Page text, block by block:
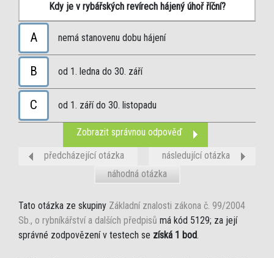
Kdy je v rybářských revírech hájený úhoř říční?
A nemá stanovenu dobu hájení
B od 1. ledna do 30. září
C od 1. září do 30. listopadu
Zobrazit správnou odpověď
předcházející otázka
následující otázka
náhodná otázka
Tato otázka ze skupiny Základní znalosti zákona č. 99/2004
Sb., o rybníkářství a dalších předpisů má kód 5129; za její
správné zodpovězení v testech se získá 1 bod.